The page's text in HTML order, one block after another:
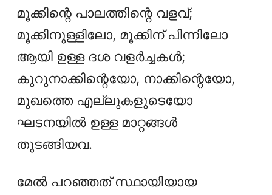
മൂക്കിന്റെ പാലത്തിന്റെ വളവ്;
മൂക്കിനുള്ളിലോ, മൂക്കിന് പിന്നിലോ
ആയി ഉള്ള ദശ വളർച്ചകൾ;
കുറുനാക്കിന്റെയോ, നാക്കിന്റെയോ,
മുഖത്തെ എല്ലുകളുടെയോ
ഘടനയിൽ ഉള്ള മാറ്റങ്ങൾ
തുടങ്ങിയവ.
മേൽ പറഞ്ഞത് സ്ഥായിയായ